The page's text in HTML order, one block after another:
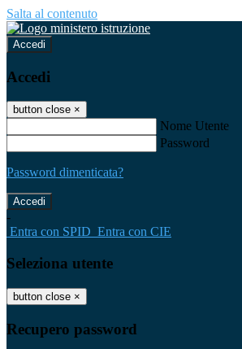
Salta al contenuto
Accedi
Accedi
button close ×
Nome Utente
Password
Password dimenticata?
-
Entra con SPID Entra con CIE
Seleziona utente
button close ×
Recupero password